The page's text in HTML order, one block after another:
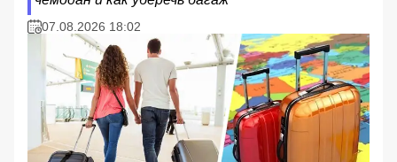
07.08.2026 18:02